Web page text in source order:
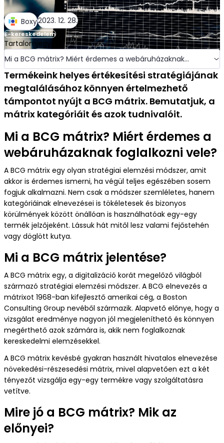
További információ
Mitől vagyunk biztonságosak?
Mit várhatsz a fulfillmenttől?
Teherlevétel a fulfillmenttel?
Integráció
GYIK
Referenciák
E-book
Szektorok
Étrend és szépségápolás
Divat és ruházat
Otthon, kert, barkács
Szórakoztató elektronika
Állattartás, állatfelszerelés
További szektorok
Boxy2023. 12. 28.
E-kereskedelem
Tartalomjegyzék
Mi a BCG mátrix? Miért érdemes a webáruházaknak
foglalkozni vele?
Termékeink helyes értékesítési stratégiájának
megtalálásához könnyen értelmezhető
támpontot nyújt a BCG mátrix. Bemutatjuk, a
mátrix kategóriáit és azok tudnivalóit.
Mi a BCG mátrix? Miért érdemes a
webáruházaknak foglalkozni vele?
A BCG mátrix egy olyan stratégiai elemzési módszer, amit
akkor is érdemes ismerni, ha végül teljes egészében sosem
fogjuk alkalmazni. Nem csak a módszer szemléletes, hanem
kategóriáinak elnevezései is tökéletesek és bizonyos
körülmények között önállóan is használhatóak egy-egy
termék jelzőjeként. Lássuk hát mitől lesz valami fejőstehén
vagy döglött kutya.
Mi a BCG mátrix jelentése?
A BCG mátrix egy, a digitalizáció korát megelőző világból
származó stratégiai elemzési módszer. A BCG elnevezés a
mátrixot 1968-ban kifejlesztő amerikai cég, a Boston
Consulting Group nevéből származik. Alapvető előnye, hogy a
vizsgálat eredménye nagyon jól megjeleníthető és könnyen
megérthető azok számára is, akik nem foglalkoznak
kereskedelmi elemzésekkel.
A BCG mátrix kevésbé gyakran használt hivatalos elnevezése
növekedési-részesedési mátrix, mivel alapvetően ezt a két
tényezőt vizsgálja egy-egy termékre vagy szolgáltatásra
vetítve.
Mire jó a BCG mátrix? Mik az
előnyei?